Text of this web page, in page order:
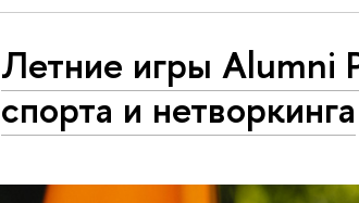
Летние игры Alumni
спорта и нетворкинга